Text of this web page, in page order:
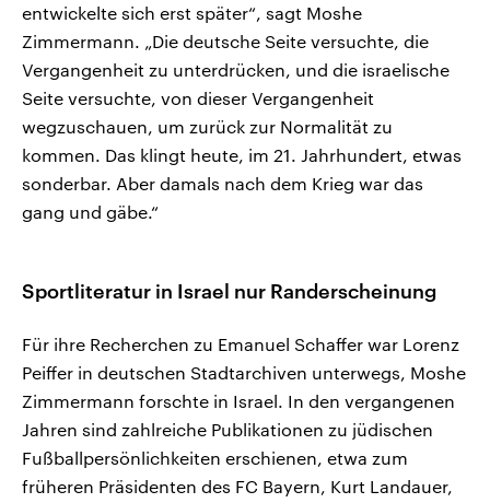
entwickelte sich erst später“, sagt Moshe
Zimmermann. „Die deutsche Seite versuchte, die
Vergangenheit zu unterdrücken, und die israelische
Seite versuchte, von dieser Vergangenheit
wegzuschauen, um zurück zur Normalität zu
kommen. Das klingt heute, im 21. Jahrhundert, etwas
sonderbar. Aber damals nach dem Krieg war das
gang und gäbe.“
Sportliteratur in Israel nur Randerscheinung
Für ihre Recherchen zu Emanuel Schaffer war Lorenz
Peiffer in deutschen Stadtarchiven unterwegs, Moshe
Zimmermann forschte in Israel. In den vergangenen
Jahren sind zahlreiche Publikationen zu jüdischen
Fußballpersönlichkeiten erschienen, etwa zum
früheren Präsidenten des FC Bayern, Kurt Landauer,